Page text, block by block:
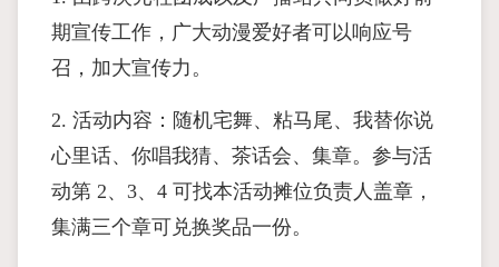
期宣传工作，广大动漫爱好者可以响应号
召，加大宣传力。
2. 活动内容：随机宅舞、粘马尾、我替你说
心里话、你唱我猜、茶话会、集章。参与活
动第 2、3、4 可找本活动摊位负责人盖章，
集满三个章可兑换奖品一份。